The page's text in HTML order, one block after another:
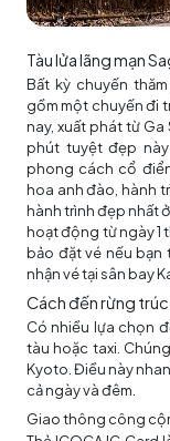
Tàu lửa lãng mạn
Bất kỳ chuyến
gồm một chuyến đi
nay, xuất phát từ
phút tuyệt đẹp
phong cách cổ
hoa anh đào, hành
hành trình đẹp nhất
hoạt động từ ngày 1
bảo đặt vé nếu bạn
nhận vé tại sân bay
Cách đến rừng
Có nhiều lựa chọn
tàu hoặc taxi.
Kyoto. Điều này
cả ngày và đêm.
Giao thông công